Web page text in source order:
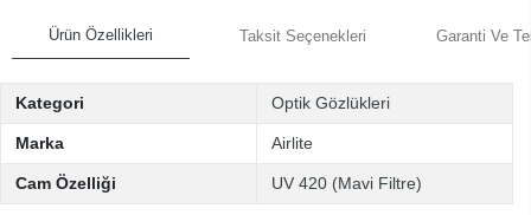
Ürün Özellikleri Taksit Seçenekleri Garanti Ve
Kategori Optik Gözlükleri
Marka Airlite
Cam Özelliği UV 420 (Mavi Filtre)